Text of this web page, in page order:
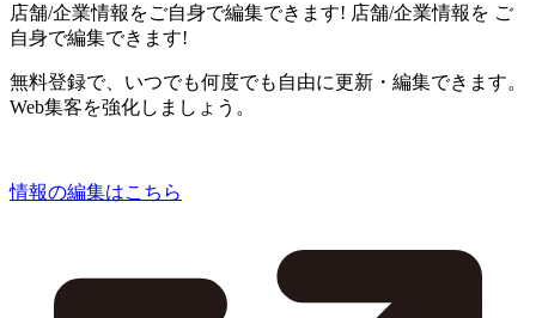
店舗/企業情報をご自身で編集できます! 店舗/企業情報を ご
自身で編集できます!
無料登録で、いつでも何度でも自由に更新・編集できます。
Web集客を強化しましょう。
情報の編集はこちら